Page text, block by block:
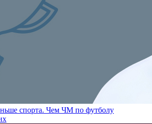
спорта. Чем ЧМ по футболу